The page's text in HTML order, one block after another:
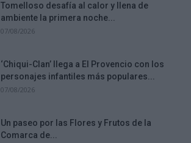
Tomelloso desafía al calor y llena de
ambiente la primera noche...
07/08/2026
‘Chiqui-Clan’ llega a El Provencio con los
personajes infantiles más populares...
07/08/2026
Un paseo por las Flores y Frutos de la
Comarca de...